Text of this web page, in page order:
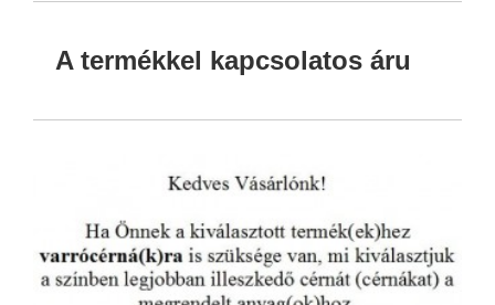
A termékkel kapcsolatos áru